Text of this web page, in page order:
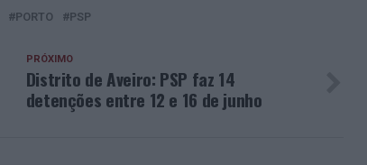
PORTO PSP
PRÓXIMO
Distrito de Aveiro: PSP faz 14
detenções entre 12 e 16 de junho